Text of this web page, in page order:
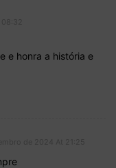
e honra a história e